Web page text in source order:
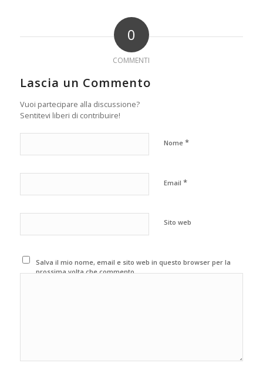
0
COMMENTI
Lascia un Commento
Vuoi partecipare alla discussione?
Sentitevi liberi di contribuire!
Nome *
Email *
Sito web
Salva il mio nome, email e sito web in questo browser per la
prossima volta che commento.